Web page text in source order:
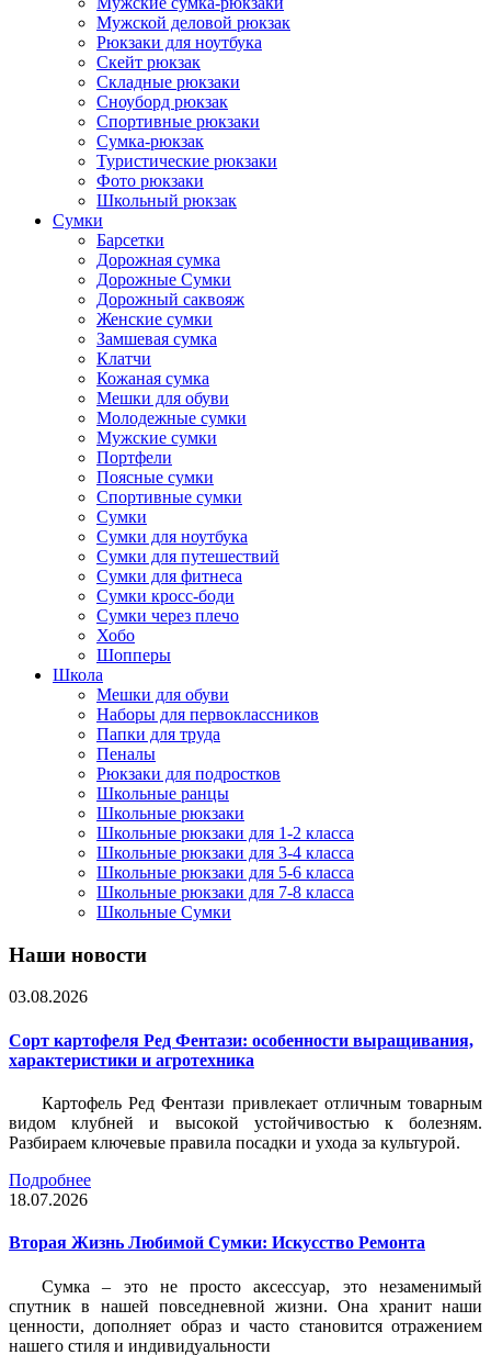
Мужской деловой рюкзак
Рюкзаки для ноутбука
Скейт рюкзак
Складные рюкзаки
Сноуборд рюкзак
Спортивные рюкзаки
Сумка-рюкзак
Туристические рюкзаки
Фото рюкзаки
Школьный рюкзак
Сумки
Барсетки
Дорожная сумка
Дорожные Сумки
Дорожный саквояж
Женские сумки
Замшевая сумка
Клатчи
Кожаная сумка
Мешки для обуви
Молодежные сумки
Мужские сумки
Портфели
Поясные сумки
Спортивные сумки
Сумки
Сумки для ноутбука
Сумки для путешествий
Сумки для фитнеса
Сумки кросс-боди
Сумки через плечо
Хобо
Шопперы
Школа
Мешки для обуви
Наборы для первоклассников
Папки для труда
Пеналы
Рюкзаки для подростков
Школьные ранцы
Школьные рюкзаки
Школьные рюкзаки для 1-2 класса
Школьные рюкзаки для 3-4 класса
Школьные рюкзаки для 5-6 класса
Школьные рюкзаки для 7-8 класса
Школьные Сумки
Наши новости
03.08.2026
Сорт картофеля Ред Фентази: особенности выращивания,
характеристики и агротехника
Картофель Ред Фентази привлекает отличным товарным
видом клубней и высокой устойчивостью к болезням.
Разбираем ключевые правила посадки и ухода за культурой.
Подробнее
18.07.2026
Вторая Жизнь Любимой Сумки: Искусство Ремонта
Сумка – это не просто аксессуар, это незаменимый
спутник в нашей повседневной жизни. Она хранит наши
ценности, дополняет образ и часто становится отражением
нашего стиля и индивидуальности